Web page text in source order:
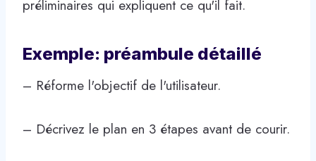
préliminaires qui expliquent ce qu'il fait.
Exemple: préambule détaillé
– Réforme l'objectif de l'utilisateur.
– Décrivez le plan en 3 étapes avant de courir.